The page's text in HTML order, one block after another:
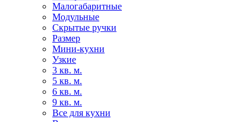
Малогабаритные
Модульные
Скрытые ручки
Размер
Мини-кухни
Узкие
3 кв. м.
5 кв. м.
6 кв. м.
9 кв. м.
Все для кухни